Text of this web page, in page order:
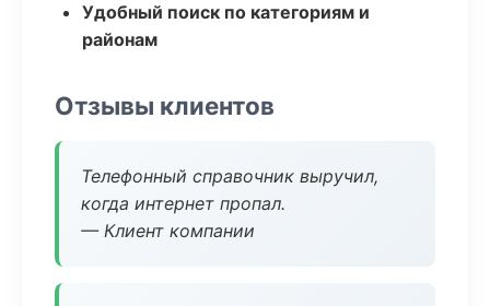
Удобный поиск по категориям и
районам
Отзывы клиентов
Телефонный справочник выручил,
когда интернет пропал.
— Клиент компании